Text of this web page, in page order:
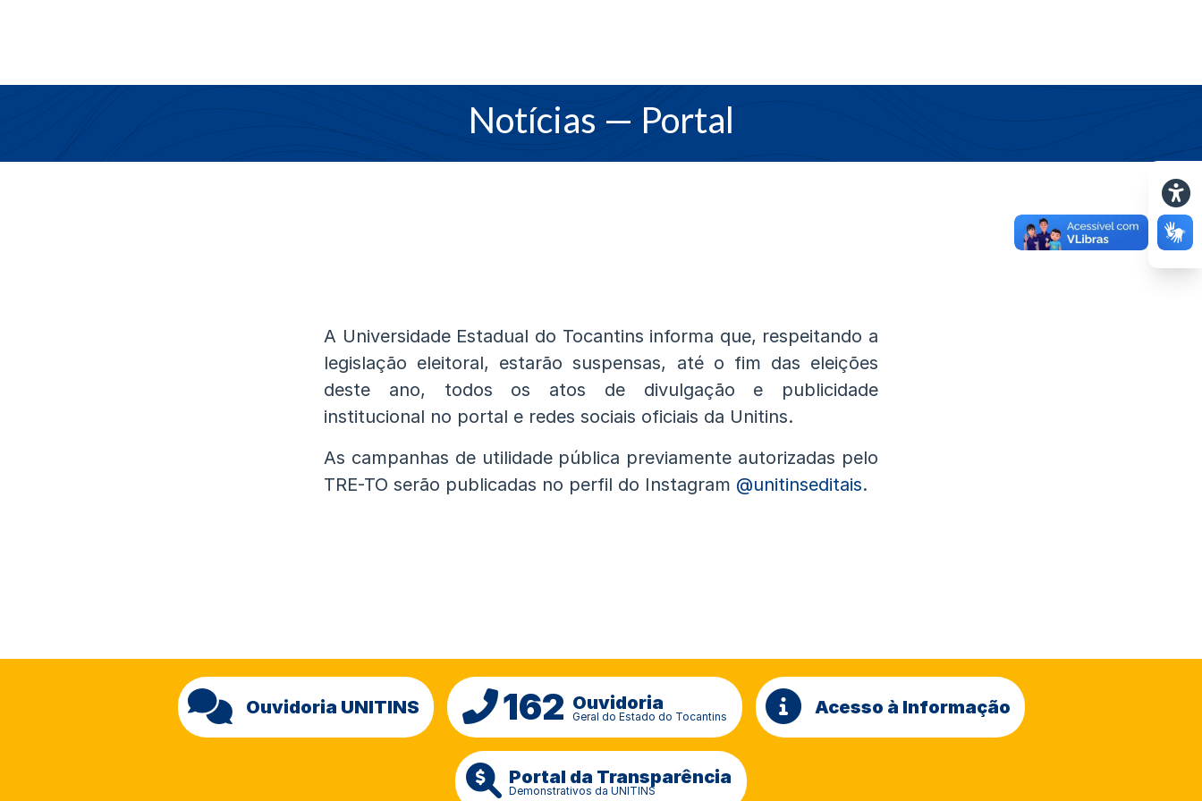
Notícias— Portal
A Universidade Estadual do Tocantins informa que, respeitando a
legislação eleitoral, estarão suspensas, até o fim das eleições
deste ano, todos os atos de divulgação e publicidade
institucional no portal e redes sociais oficiais da Unitins.
As campanhas de utilidade pública previamente autorizadas pelo
TRE-TO serão publicadas no perfil do Instagram @unitinseditais.
Ouvidoria UNITINS 162 Ouvidoria
Geral do Estado do Tocantins Acesso à Informação
Portal da Transparência
Demonstrativos da UNITINS